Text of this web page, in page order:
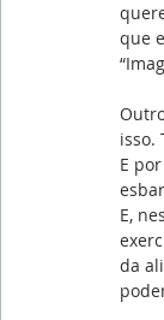
que
isso.
E
E,
da